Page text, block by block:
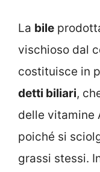
La bile
vischioso dal
costituisce in
detti biliari,
delle vitamine
poiché si
grassi stessi.